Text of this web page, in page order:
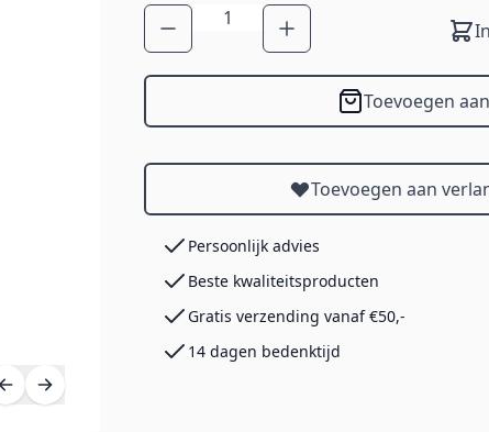
Aantal
Toevoegen
Toevoegen aan
Persoonlijk advies
Beste kwaliteitsproducten
Gratis verzending vanaf €50,-
14 dagen bedenktijd